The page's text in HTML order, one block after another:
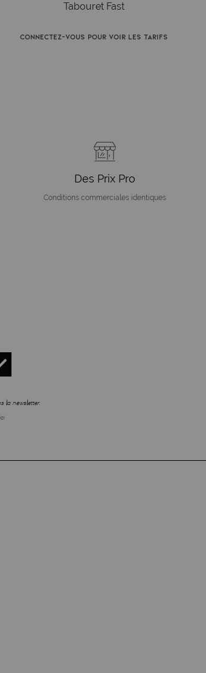
Tabouret Fast
Connectez-vous pour voir les tarifs
Des Prix Pro
Conditions commerciales identiques
la newsletter.